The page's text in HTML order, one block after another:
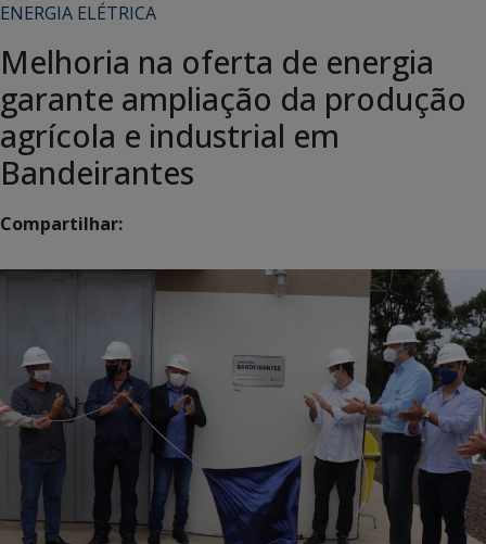
ENERGIA ELÉTRICA
Melhoria na oferta de energia
garante ampliação da produção
agrícola e industrial em
Bandeirantes
Compartilhar: